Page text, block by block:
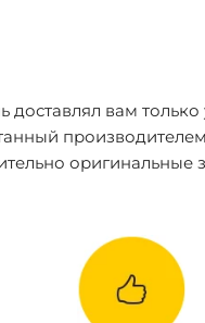
вам
оригинальные